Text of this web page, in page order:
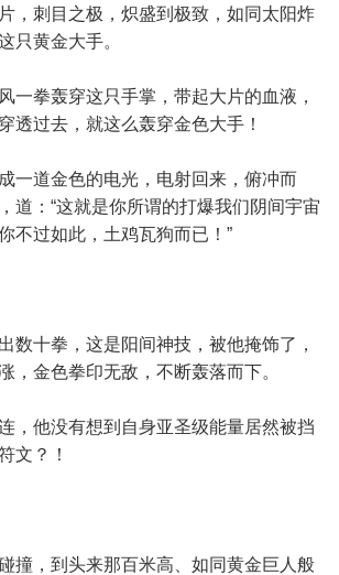
，刺目之极，炽盛到极致，如同太阳炸
只黄金大手。
一拳轰穿这只手掌，带起大片的血液，
透过去，就这么轰穿金色大手！
一道金色的电光，电射回来，俯冲而
道：“这就是你所谓的打爆我们阴间宇宙
不过如此，土鸡瓦狗而已！”
数十拳，这是阳间神技，被他掩饰了，
，金色拳印无敌，不断轰落而下。
，他没有想到自身亚圣级能量居然被挡
文？！
撞，到头来那百米高、如同黄金巨人般